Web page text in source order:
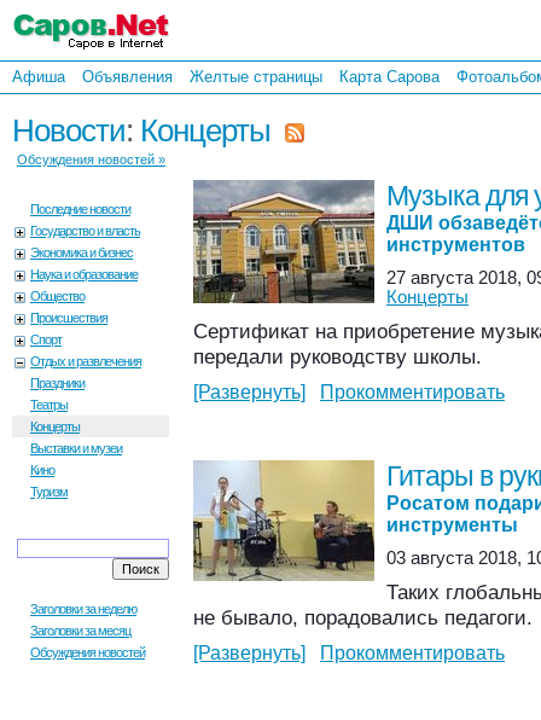
Афиша Объявления Желтые страницы Карта Сарова
Новости: Концерты
Обсуждения новостей »
Последние новости
Государство и власть
Экономика и бизнес
Наука и образование
Общество
Происшествия
Спорт
Отдых и развлечения
Праздники
Театры
Концерты
Выставки и музеи
Кино
Туризм
Заголовки за неделю
Заголовки за месяц
Обсуждения новостей
Музыка для
ДШИ
инструментов
27 августа 2018,
Концерты
Сертификат на приобретение
передали руководству школы.
[Развернуть] Прокомментировать
Гитары в
Росатом
инструменты
03 августа 2018,
Таких
не бывало, порадовались педагоги.
[Развернуть] Прокомментировать